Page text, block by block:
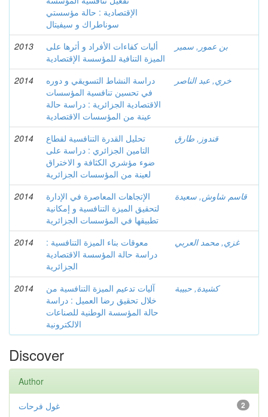
الإقتصادية : حالة مؤسستي
سوناطراك و سيفيتال
2013
أليات كفاءات الأفراد و أثرها على
الميزة التنافية للمؤسسة الإقتصادية
بن عمور, سمير
2014
دراسة النشاط التسويقي و دوره
في تحسين تنافسية المؤسسات
الاقتصادية الجزائرية : دراسة حالة
عينة من المؤسسات الاقتصادية
خري, عبد الناصر
2014
تحليل القدرة التنافسية لقطاع
التامين الجزائري : دراسة على
ضوء مؤشري الكثافة و الاختراق
لعينة من المؤسسات الجزائرية
قندوز, طارق
2014
الإتجاهات المعاصرة في الإدارة
لتحقيق الميزة التنافسية و إمكانية
تطبيقها في المؤسسات الجزائرية
قاسم شاوش, سعيدة
2014
معوقات بناء الميزة التنافسية :
دراسة حالة المؤسسة الاقتصادية
الجزائرية
غزي, محمد العربي
2014
آليات تدعيم الميزة التنافسية من
خلال تحقيق رضا العميل : دراسة
حالة المؤسسة الوطنية للصناعات
الالكترونية
كشيدة, حبيبة
Discover
Author
2 غول فرحات